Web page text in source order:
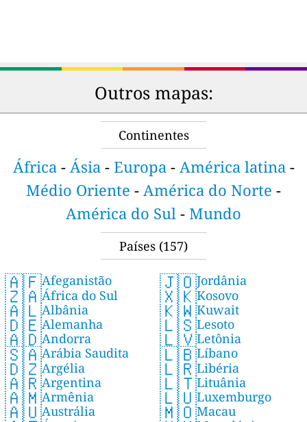
Outros mapas:
Continentes
África- Ásia- Europa- América latina-
Médio Oriente - América do Norte -
América do Sul - Mundo
Países (157)
🇦🇫Afeganistão
🇿🇦África do Sul
🇦🇱Albânia
🇩🇪Alemanha
🇦🇩Andorra
🇸🇦Arábia Saudita
🇩🇿Argélia
🇦🇷Argentina
🇦🇲Armênia
🇦🇺Austrália
🇯🇴Jordânia
🇽🇰Kosovo
🇰🇼Kuwait
🇱🇸Lesoto
🇱🇻Letônia
🇱🇧Líbano
🇱🇷Libéria
🇱🇹Lituânia
🇱🇺Luxemburgo
🇲🇴Macau